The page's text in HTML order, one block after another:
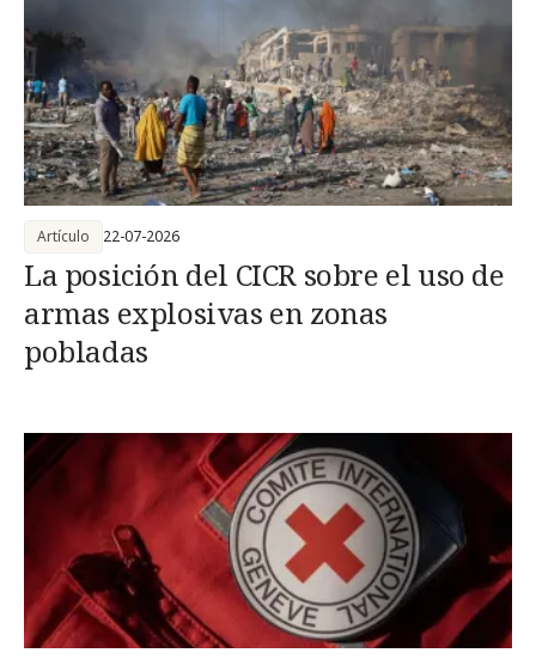
La posición del CICR sobre el uso de
armas explosivas en zonas
pobladas
Artículo 22-07-2026